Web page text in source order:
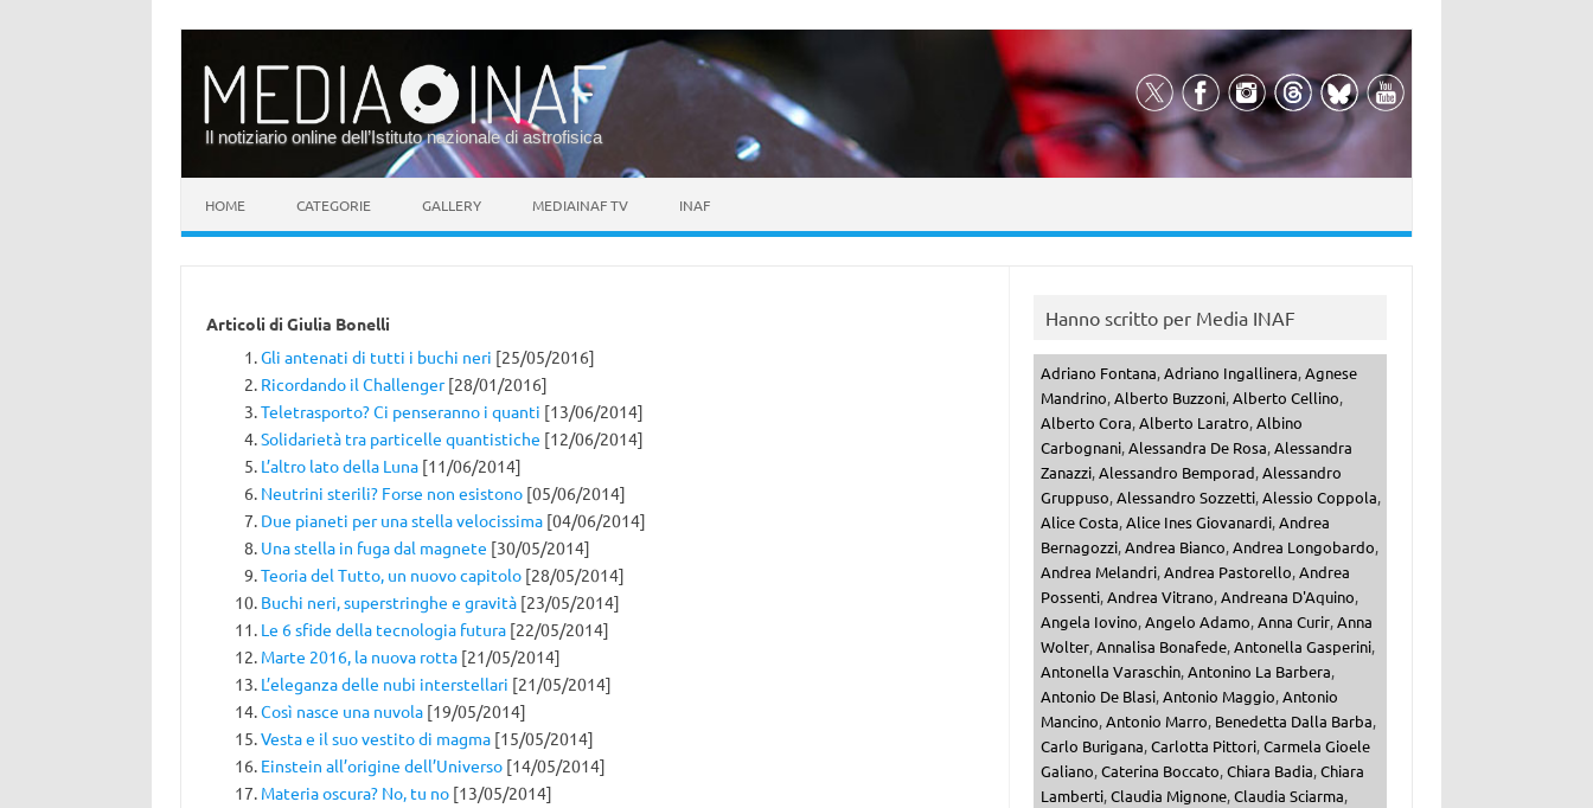
Il notiziario online dell’Istituto nazionale di astrofisica
HOME CATEGORIE GALLERY MEDIAINAF TV INAF
Articoli di Giulia Bonelli
Gli antenati di tutti i buchi neri [25/05/2016]
Ricordando il Challenger[28/01/2016]
Teletrasporto? Ci penseranno i quanti [13/06/2014]
Solidarietà tra particelle quantistiche [12/06/2014]
L’altro lato della Luna[11/06/2014]
Neutrini sterili? Forse non esistono[05/06/2014]
Due pianeti per una stella velocissima[04/06/2014]
Una stella in fuga dal magnete [30/05/2014]
Teoria del Tutto, un nuovo capitolo[28/05/2014]
Buchi neri, superstringhe e gravità[23/05/2014]
Le 6 sfide della tecnologia futura[22/05/2014]
Marte 2016, la nuova rotta[21/05/2014]
L’eleganza delle nubi interstellari [21/05/2014]
Così nasce una nuvola[19/05/2014]
Vesta e il suo vestito di magma[15/05/2014]
Einstein all’origine dell’Universo[14/05/2014]
Materia oscura? No, tu no[13/05/2014]
Hanno scritto per Media INAF
Adriano Fontana,Adriano Ingallinera,Agnese
Mandrino,Alberto Buzzoni,Alberto Cellino,
Alberto Cora,Alberto Laratro,Albino
Carbognani,Alessandra De Rosa,Alessandra
Zanazzi,Alessandro Bemporad,Alessandro
Gruppuso,Alessandro Sozzetti,Alessio Coppola,
Alice Costa,Alice Ines Giovanardi,Andrea
Bernagozzi,Andrea Bianco,Andrea Longobardo,
Andrea Melandri,Andrea Pastorello,Andrea
Possenti,Andrea Vitrano,Andreana D'Aquino,
Angela Iovino,Angelo Adamo,Anna Curir,Anna
Wolter,Annalisa Bonafede,Antonella Gasperini,
Antonella Varaschin,Antonino La Barbera,
Antonio De Blasi,Antonio Maggio,Antonio
Mancino,Antonio Marro, Benedetta Dalla Barba,
Carlo Burigana,Carlotta Pittori,Carmela Gioele
Galiano,Caterina Boccato,Chiara Badia,Chiara
Lamberti,Claudia Mignone,Claudia Sciarma,